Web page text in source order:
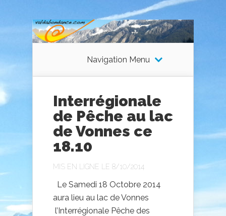
Navigation Menu
Interrégionale
de Pêche au lac
de Vonnes ce
18.10
MIS EN LIGNE LE 8/10/2014
Le Samedi 18 Octobre 2014
aura lieu au lac de Vonnes
l’Interrégionale Pêche des